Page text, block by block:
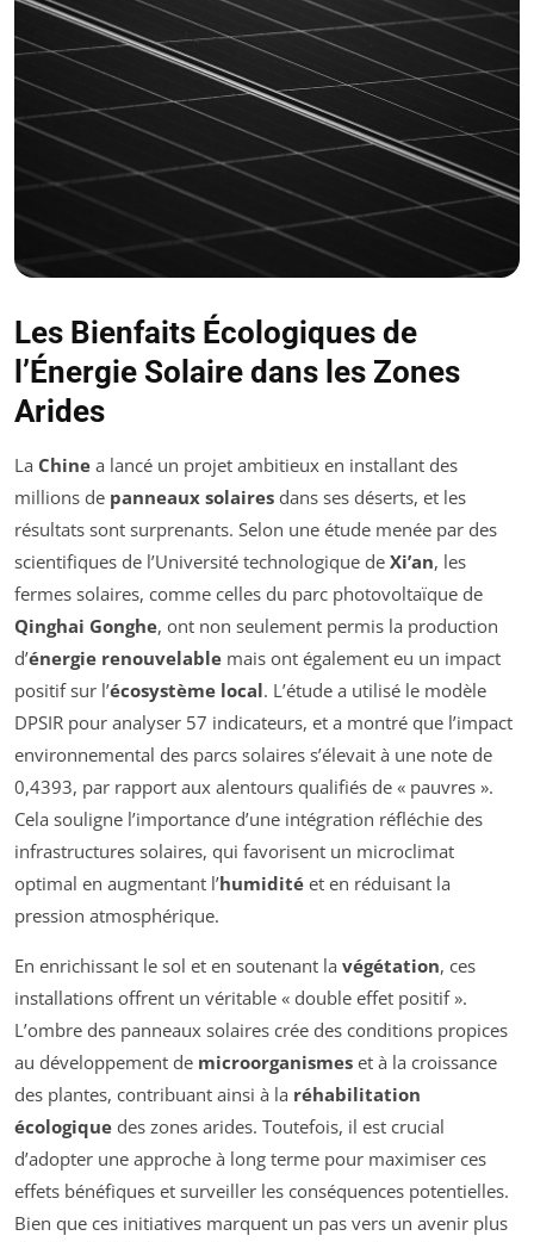
Les Bienfaits Écologiques de
l’Énergie Solaire dans les Zones
Arides
La Chine a lancé un projet ambitieux en installant des
millions de panneaux solaires dans ses déserts, et les
résultats sont surprenants. Selon une étude menée par des
scientifiques de l’Université technologique de Xi’an, les
fermes solaires, comme celles du parc photovoltaïque de
Qinghai Gonghe, ont non seulement permis la production
d’énergie renouvelable mais ont également eu un impact
positif sur l’écosystème local. L’étude a utilisé le modèle
DPSIR pour analyser 57 indicateurs, et a montré que l’impact
environnemental des parcs solaires s’élevait à une note de
0,4393, par rapport aux alentours qualifiés de « pauvres ».
Cela souligne l’importance d’une intégration réfléchie des
infrastructures solaires, qui favorisent un microclimat
optimal en augmentant l’humidité et en réduisant la
pression atmosphérique.
En enrichissant le sol et en soutenant la végétation, ces
installations offrent un véritable « double effet positif ».
L’ombre des panneaux solaires crée des conditions propices
au développement de microorganismes et à la croissance
des plantes, contribuant ainsi à la réhabilitation
écologique des zones arides. Toutefois, il est crucial
d’adopter une approche à long terme pour maximiser ces
effets bénéfiques et surveiller les conséquences potentielles.
Bien que ces initiatives marquent un pas vers un avenir plus